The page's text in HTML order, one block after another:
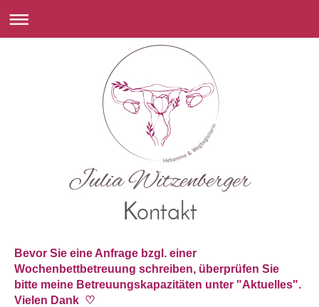
Kontakt
Bevor Sie eine Anfrage bzgl. einer
Wochenbettbetreuung schreiben, überprüfen Sie
bitte meine Betreuungskapazitäten unter "Aktuelles".
Vielen Dank ♡